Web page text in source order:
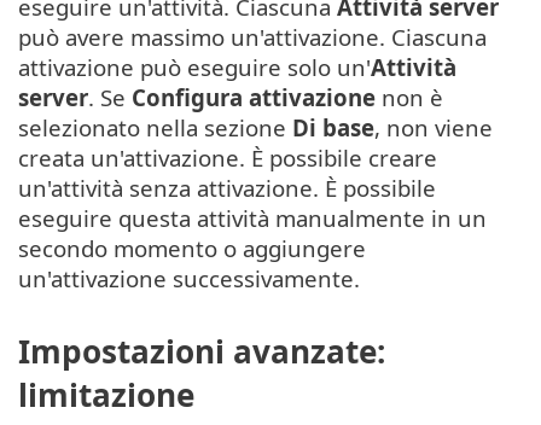
eseguire un'attività. Ciascuna Attività server
può avere massimo un'attivazione. Ciascuna
attivazione può eseguire solo un'Attività
server. Se Configura attivazione non è
selezionato nella sezione Di base, non viene
creata un'attivazione. È possibile creare
un'attività senza attivazione. È possibile
eseguire questa attività manualmente in un
secondo momento o aggiungere
un'attivazione successivamente.
Impostazioni avanzate:
limitazione